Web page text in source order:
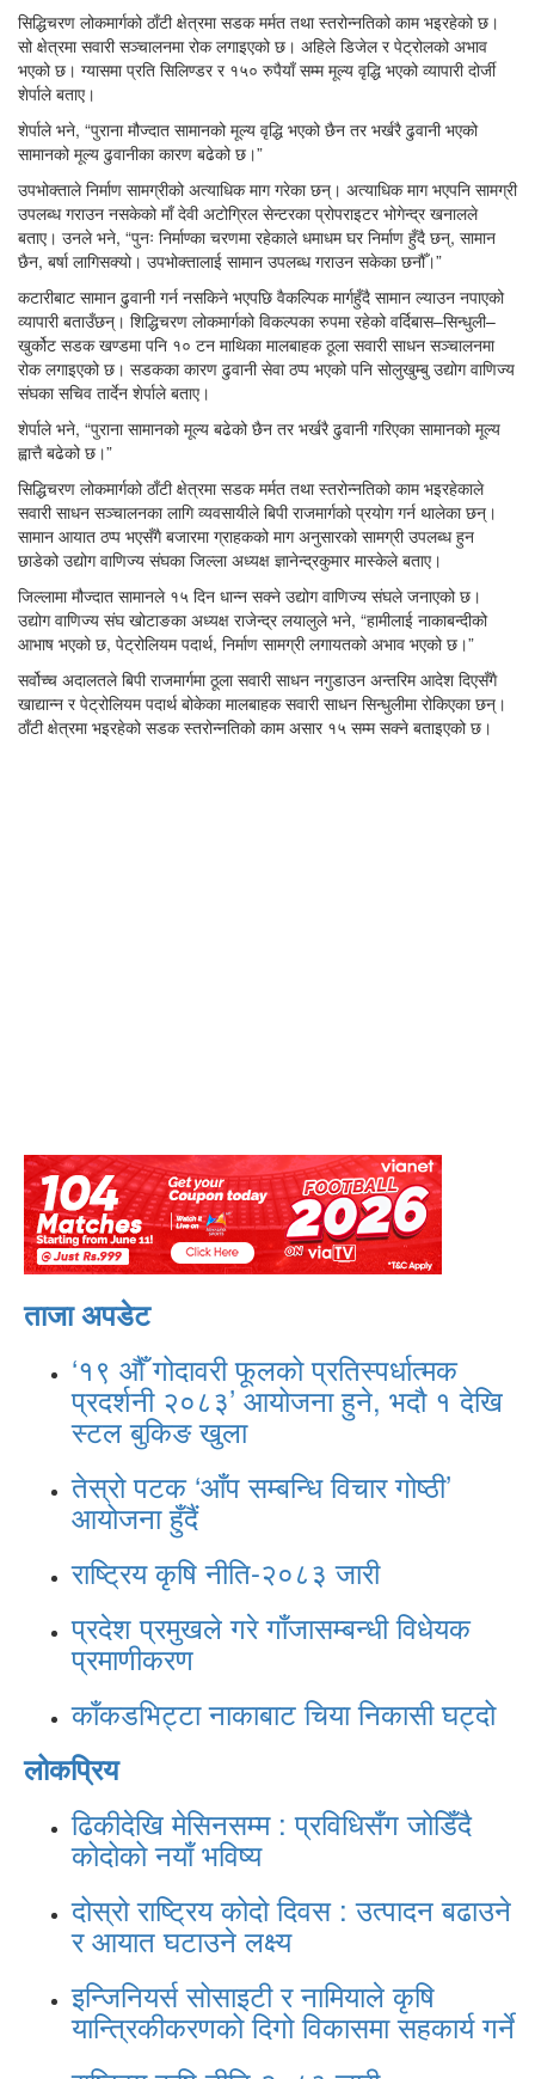
सिद्धिचरण लोकमार्गको ठाँटी क्षेत्रमा सडक मर्मत तथा स्तरोन्नतिको काम भइरहेको छ।
सो क्षेत्रमा सवारी सञ्चालनमा रोक लगाइएको छ। अहिले डिजेल र पेट्रोलको अभाव
भएको छ। ग्यासमा प्रति सिलिण्डर र १५० रुपैयाँ सम्म मूल्य वृद्धि भएको व्यापारी दोर्जी
शेर्पाले बताए।
शेर्पाले भने, “पुराना मौज्दात सामानको मूल्य वृद्धि भएको छैन तर भर्खरै ढुवानी भएको
सामानको मूल्य ढुवानीका कारण बढेको छ।”
उपभोक्ताले निर्माण सामग्रीको अत्याधिक माग गरेका छन्। अत्याधिक माग भएपनि सामग्री
उपलब्ध गराउन नसकेको माँ देवी अटोग्रिल सेन्टरका प्रोपराइटर भोगेन्द्र खनालले
बताए। उनले भने, “पुनः निर्माण्का चरणमा रहेकाले धमाधम घर निर्माण हुँदै छन्, सामान
छैन, बर्षा लागिसक्यो। उपभोक्तालाई सामान उपलब्ध गराउन सकेका छनौँ।”
कटारीबाट सामान ढुवानी गर्न नसकिने भएपछि वैकल्पिक मार्गहुँदै सामान ल्याउन नपाएको
व्यापारी बताउँछन्। शिद्धिचरण लोकमार्गको विकल्पका रुपमा रहेको वर्दिबास–सिन्धुली–
खुर्कोट सडक खण्डमा पनि १० टन माथिका मालबाहक ठूला सवारी साधन सञ्चालनमा
रोक लगाइएको छ। सडकका कारण ढुवानी सेवा ठप्प भएको पनि सोलुखुम्बु उद्योग वाणिज्य
संघका सचिव तार्देन शेर्पाले बताए।
शेर्पाले भने, “पुराना सामानको मूल्य बढेको छैन तर भर्खरै ढुवानी गरिएका सामानको मूल्य
ह्वात्तै बढेको छ।”
सिद्धिचरण लोकमार्गको ठाँटी क्षेत्रमा सडक मर्मत तथा स्तरोन्नतिको काम भइरहेकाले
सवारी साधन सञ्चालनका लागि व्यवसायीले बिपी राजमार्गको प्रयोग गर्न थालेका छन्।
सामान आयात ठप्प भएसँगै बजारमा ग्राहकको माग अनुसारको सामग्री उपलब्ध हुन
छाडेको उद्योग वाणिज्य संघका जिल्ला अध्यक्ष ज्ञानेन्द्रकुमार मास्केले बताए।
जिल्लामा मौज्दात सामानले १५ दिन धान्न सक्ने उद्योग वाणिज्य संघले जनाएको छ।
उद्योग वाणिज्य संघ खोटाङका अध्यक्ष राजेन्द्र लयालुले भने, “हामीलाई नाकाबन्दीको
आभाष भएको छ, पेट्रोलियम पदार्थ, निर्माण सामग्री लगायतको अभाव भएको छ।”
सर्वोच्च अदालतले बिपी राजमार्गमा ठूला सवारी साधन नगुडाउन अन्तरिम आदेश दिएसँगै
खाद्यान्न र पेट्रोलियम पदार्थ बोकेका मालबाहक सवारी साधन सिन्धुलीमा रोकिएका छन्।
ठाँटी क्षेत्रमा भइरहेको सडक स्तरोन्नतिको काम असार १५ सम्म सक्ने बताइएको छ।
ताजा अपडेट
‘१९ औँ गोदावरी फूलको प्रतिस्पर्धात्मक
प्रदर्शनी २०८३’ आयोजना हुने, भदौ १ देखि
स्टल बुकिङ खुला
तेस्रो पटक ‘आँप सम्बन्धि विचार गोष्ठी’
आयोजना हुँदैं
राष्ट्रिय कृषि नीति-२०८३ जारी
प्रदेश प्रमुखले गरे गाँजासम्बन्धी विधेयक
प्रमाणीकरण
काँकडभिट्टा नाकाबाट चिया निकासी घट्दो
लोकप्रिय
ढिकीदेखि मेसिनसम्म : प्रविधिसँग जोडिँदै
कोदोको नयाँ भविष्य
दोस्रो राष्ट्रिय कोदो दिवस : उत्पादन बढाउने
र आयात घटाउने लक्ष्य
इन्जिनियर्स सोसाइटी र नामियाले कृषि
यान्त्रिकीकरणको दिगो विकासमा सहकार्य गर्ने